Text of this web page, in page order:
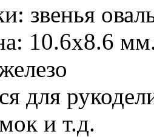
звенья
10.6х8.6
для
и т.д.